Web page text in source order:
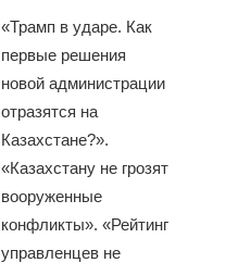
«Трамп в ударе. Как
первые решения
новой администрации
отразятся на
Казахстане?».
«Казахстану не грозят
вооруженные
конфликты». «Рейтинг
управленцев не